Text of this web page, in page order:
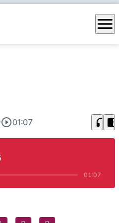
menu
play_circle_outline01:07 headphones chrome_reader_mode
01:07